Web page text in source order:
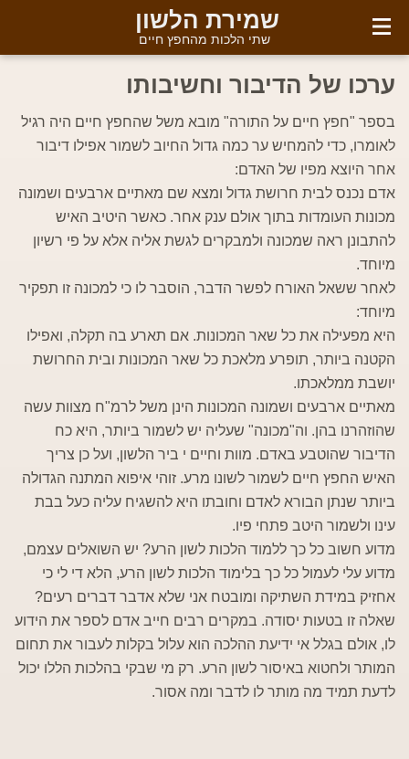
שמירת הלשון
שתי הלכות מהחפץ חיים
ערכו של הדיבור וחשיבותו
בספר "חפץ חיים על התורה" מובא משל שהחפץ חיים היה רגיל
לאומרו, כדי להמחיש ער כמה גדול החיוב לשמור אפילו דיבור
אחר היוצא מפיו של האדם:
אדם נכנס לבית חרושת גדול ומצא שם מאתיים ארבעים ושמונה
מכונות העומדות בתוך אולם ענק אחר. כאשר היטיב האיש
להתבונן ראה שמכונה ולמבקרים לגשת אליה אלא על פי רשיון
מיוחד.
לאחר ששאל האורח לפשר הדבר, הוסבר לו כי למכונה זו תפקיר
מיוחד:
היא מפעילה את כל שאר המכונות. אם תארע בה תקלה, ואפילו
הקטנה ביותר, תופרע מלאכת כל שאר המכונות ובית החרושת
יושבת ממלאכתו.
מאתיים ארבעים ושמונה המכונות הינן משל לרמ"ח מצוות עשה
שהוזהרנו בהן. וה"מכונה" שעליה יש לשמור ביותר, היא כח
הדיבור שהוטבע באדם. מוות וחיים י ביר הלשון, ועל כן צריך
האיש החפץ חיים לשמור לשונו מרע. זוהי איפוא המתנה הגדולה
ביותר שנתן הבורא לאדם וחובתו היא להשגיח עליה כעל בבת
עינו ולשמור היטב פתחי פיו.
מדוע חשוב כל כך ללמוד הלכות לשון הרע? יש השואלים עצמם,
מדוע עלי לעמול כל כך בלימוד הלכות לשון הרע, הלא די לי כי
אחזיק במידת השתיקה ומובטח אני שלא אדבר דברים רעים?
שאלה זו בטעות יסודה. במקרים רבים חייב אדם לספר את הידוע
לו, אולם בגלל אי ידיעת ההלכה הוא עלול בקלות לעבור את תחום
המותר ולחטוא באיסור לשון הרע. רק מי שבקי בהלכות הללו יכול
לדעת תמיד מה מותר לו לדבר ומה אסור.